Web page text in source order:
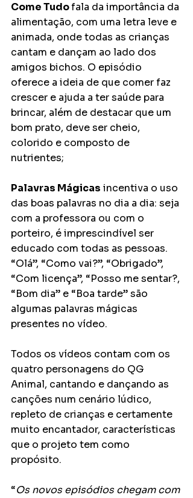
Come Tudo fala da importância da
alimentação, com uma letra leve e
animada, onde todas as crianças
cantam e dançam ao lado dos
amigos bichos. O episódio
oferece a ideia de que comer faz
crescer e ajuda a ter saúde para
brincar, além de destacar que um
bom prato, deve ser cheio,
colorido e composto de
nutrientes;
Palavras Mágicas incentiva o uso
das boas palavras no dia a dia: seja
com a professora ou com o
porteiro, é imprescindível ser
educado com todas as pessoas.
“Olá”, “Como vai?”, “Obrigado”,
“Com licença”, “Posso me sentar?,
“Bom dia” e “Boa tarde” são
algumas palavras mágicas
presentes no vídeo.
Todos os vídeos contam com os
quatro personagens do QG
Animal, cantando e dançando as
canções num cenário lúdico,
repleto de crianças e certamente
muito encantador, características
que o projeto tem como
propósito.
“Os novos episódios chegam com